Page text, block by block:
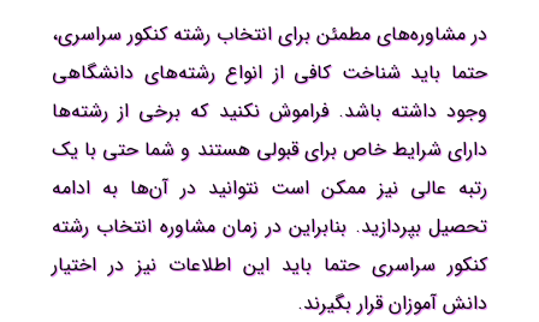
در مشاوره‌های مطمئن برای انتخاب رشته کنکور سراسری،
حتما باید شناخت کافی از انواع رشته‌های دانشگاهی
وجود داشته باشد. فراموش نکنید که برخی از رشته‌ها
دارای شرایط خاص برای قبولی هستند و شما حتی با یک
رتبه عالی نیز ممکن است نتوانید در آن‌ها به ادامه
تحصیل بپردازید. بنابراین در زمان مشاوره انتخاب رشته
کنکور سراسری حتما باید این اطلاعات نیز در اختیار
دانش آموزان قرار بگیرند.